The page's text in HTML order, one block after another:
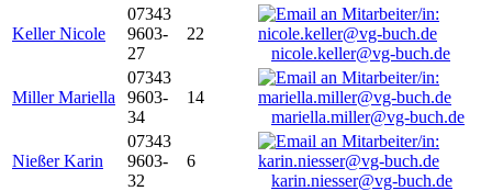
Keller Nicole
07343
9603-
27
22
nicole.keller@vg-buch.de
Miller Mariella
07343
9603-
34
14
mariella.miller@vg-buch.de
Nießer Karin
07343
9603-
32
6
karin.niesser@vg-buch.de